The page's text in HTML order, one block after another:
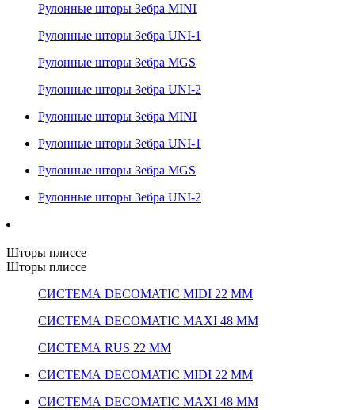
Рулонные шторы Зебра MINI
Рулонные шторы Зебра UNI-1
Рулонные шторы Зебра MGS
Рулонные шторы Зебра UNI-2
Рулонные шторы Зебра MINI
Рулонные шторы Зебра UNI-1
Рулонные шторы Зебра MGS
Рулонные шторы Зебра UNI-2
Шторы плиссе
Шторы плиссе
СИСТЕМА DECOMATIC MIDI 22 ММ
СИСТЕМА DECOMATIC MAXI 48 ММ
СИСТЕМА RUS 22 ММ
СИСТЕМА DECOMATIC MIDI 22 ММ
СИСТЕМА DECOMATIC MAXI 48 ММ